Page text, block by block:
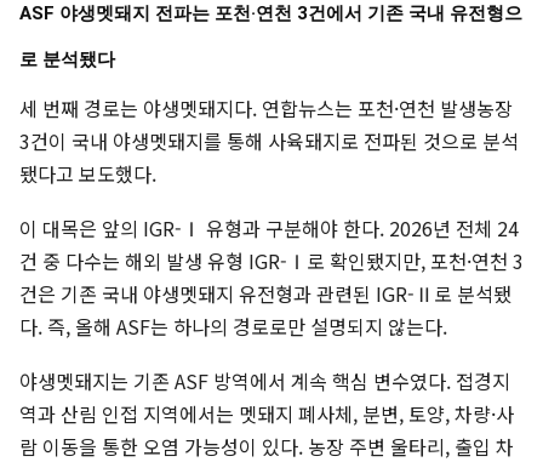
ASF 야생멧돼지 전파는 포천·연천 3건에서 기존 국내 유전형으
로 분석됐다
세 번째 경로는 야생멧돼지다. 연합뉴스는 포천·연천 발생농장
3건이 국내 야생멧돼지를 통해 사육돼지로 전파된 것으로 분석
됐다고 보도했다.
이 대목은 앞의 IGR-Ⅰ 유형과 구분해야 한다. 2026년 전체 24
건 중 다수는 해외 발생 유형 IGR-Ⅰ로 확인됐지만, 포천·연천 3
건은 기존 국내 야생멧돼지 유전형과 관련된 IGR-Ⅱ로 분석됐
다. 즉, 올해 ASF는 하나의 경로로만 설명되지 않는다.
야생멧돼지는 기존 ASF 방역에서 계속 핵심 변수였다. 접경지
역과 산림 인접 지역에서는 멧돼지 폐사체, 분변, 토양, 차량·사
람 이동을 통한 오염 가능성이 있다. 농장 주변 울타리, 출입 차